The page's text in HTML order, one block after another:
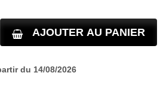
AJOUTER AU PANIER
du 14/08/2026